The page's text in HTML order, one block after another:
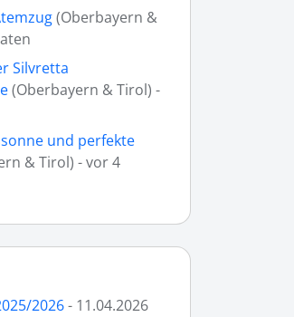
(Oberbayern &
Silvretta
(Oberbayern & Tirol) -
und perfekte
& Tirol) - vor 4
2026- 11.04.2026